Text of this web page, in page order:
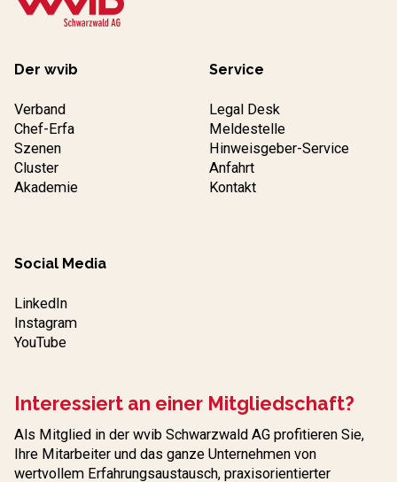
Der wvib
Verband
Chef-Erfa
Szenen
Cluster
Akademie
Service
Legal Desk
Meldestelle
Hinweisgeber-Service
Anfahrt
Kontakt
Social Media
LinkedIn
Instagram
YouTube
Interessiert an einer Mitgliedschaft?
Als Mitglied in der wvib Schwarzwald AG profitieren Sie,
Ihre Mitarbeiter und das ganze Unternehmen von
wertvollem Erfahrungs­austausch, praxisorientierter